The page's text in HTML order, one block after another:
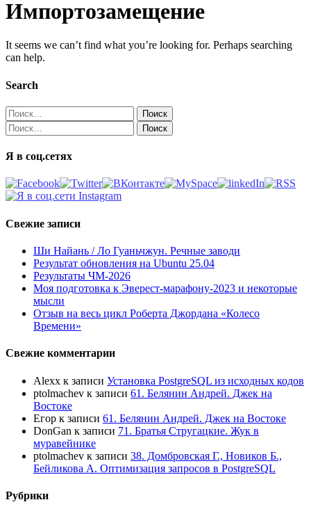
Импортозамещение
It seems we can’t find what you’re looking for. Perhaps searching
can help.
Search
Найти:
Найти:
Я в соц.сетях
Свежие записи
Ши Найань / Ло Гуаньчжун. Речные заводи
Результат обновления на Ubuntu 25.04
Результаты ЧМ-2026
Моя подготовка к Эверест-марафону-2023 и некоторые
мысли
Отзыв на весь цикл Роберта Джордана «Колесо
Времени»
Свежие комментарии
Alexx к записи Установка PostgreSQL из исходных кодов
ptolmachev к записи 61. Белянин Андрей. Джек на
Востоке
Егор к записи 61. Белянин Андрей. Джек на Востоке
DonGan к записи 71. Братья Стругацкие. Жук в
муравейнике
ptolmachev к записи 38. Домбровская Г., Новиков Б.,
Бейликова А. Оптимизация запросов в PostgreSQL
Рубрики